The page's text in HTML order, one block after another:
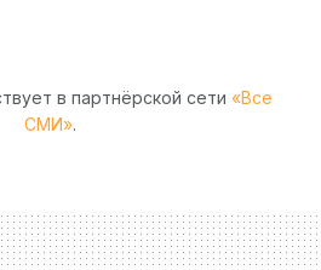
в партнёрской сети «Все
СМИ».